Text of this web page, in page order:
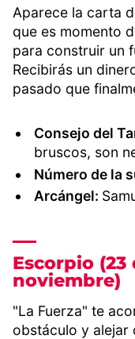
Aparece la carta
que es momento
para construir un
Recibirás un
pasado que
Consejo del
bruscos, son
Número de la
Arcángel:
Escorpio (23
noviembre)
"La Fuerza" te
obstáculo y alejar